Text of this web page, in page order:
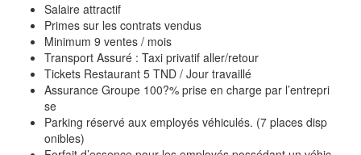
Salaire attractif
Primes sur les contrats vendus
Minimum 9 ventes / mois
Transport Assuré : Taxi privatif aller/retour
Tickets Restaurant 5 TND / Jour travaillé
Assurance Groupe 100?% prise en charge par l’entrepri
se
Parking réservé aux employés véhiculés. (7 places disp
onibles)